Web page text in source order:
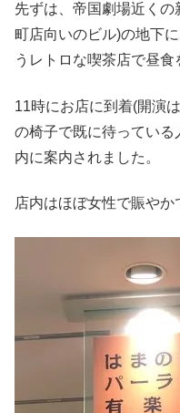
先ずは、帝国劇場近く
町店向いのビル)の地下
うレトロな喫茶店で昼食
11時にお店に到着(開演
の椅子で既に待ってい
内に案内されました。
店内はほぼ女性で賑やか